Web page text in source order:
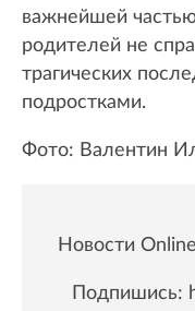
важнейшей
родителей не
трагических
подростками.
Фото: Валентин
Новости
Подпишись: